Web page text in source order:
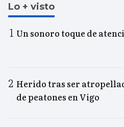
Lo + visto
Un sonoro toque de
Herido tras ser
de peatones en Vigo